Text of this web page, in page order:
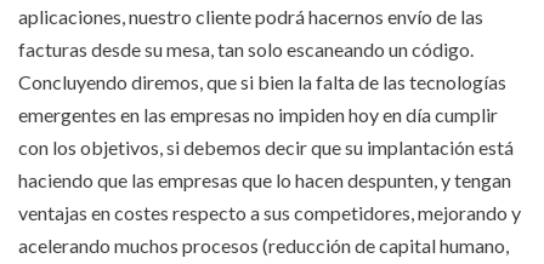
aplicaciones, nuestro cliente podrá hacernos envío de las
facturas desde su mesa, tan solo escaneando un código.
Concluyendo diremos, que si bien la falta de las tecnologías
emergentes en las empresas no impiden hoy en día cumplir
con los objetivos, si debemos decir que su implantación está
haciendo que las empresas que lo hacen despunten, y tengan
ventajas en costes respecto a sus competidores, mejorando y
acelerando muchos procesos (reducción de capital humano,